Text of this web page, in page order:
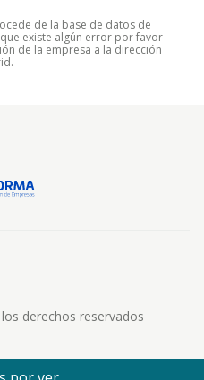
de la base de datos de
que existe algún error por favor
de la empresa a la dirección
derechos reservados